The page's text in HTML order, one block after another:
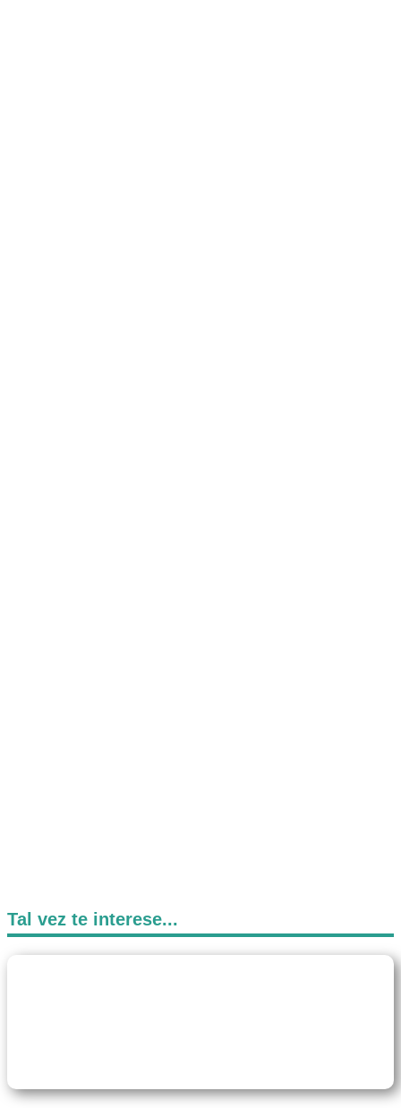
Tal vez te interese...